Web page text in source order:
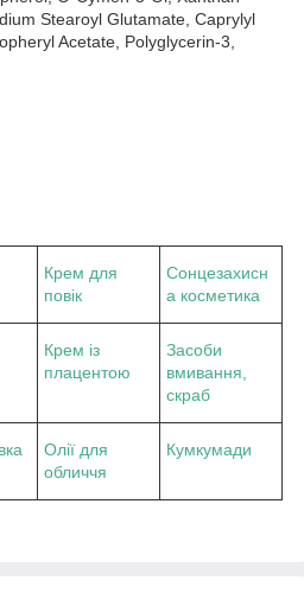
Stearoyl Glutamate, Caprylyl
Acetate, Polyglycerin-3,
Крем для
повік
Сонцезахисн
а косметика
Крем із
плацентою
Засоби
вмивання,
скраб
Олії для
обличчя
Кумкумади